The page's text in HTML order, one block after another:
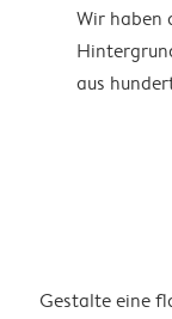
Wir haben
aus
Gestalte eine